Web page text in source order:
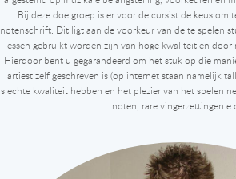
Bij deze doelgroep is er voor de cursist de keus om
notenschrift. Dit ligt aan de voorkeur van de te spelen
lessen gebruikt worden zijn van hoge kwaliteit en door
Hierdoor bent u gegarandeerd om het stuk op die
artiest zelf geschreven is (op internet staan namelijk
slechte kwaliteit hebben en het plezier van het spelen
noten, rare vingerzettingen